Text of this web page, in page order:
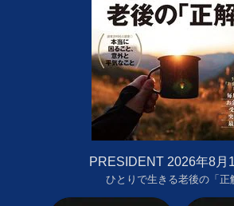
PRESIDENT 2026年8月
ひとりで生きる老後の「正